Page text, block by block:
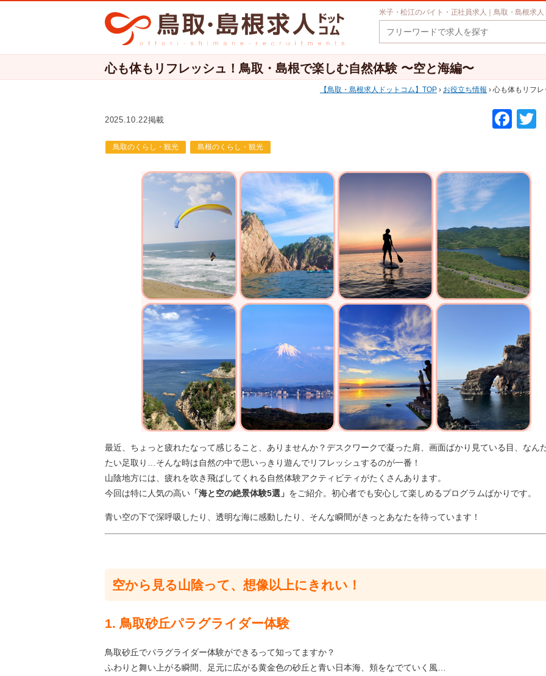
米子・松江のバイト・正社員求人｜鳥取・島根求人
心も体もリフレッシュ！鳥取・島根で楽しむ自然体験 〜空と海編〜
鳥取・島根求人ドットコム TOP › お役立ち情報 › 心も体もリフ
2025.10.22掲載
鳥取のくらし・観光 島根のくらし・観光
F
e
o
o
k
最近、ちょっと疲れたなって感じること、ありませんか？デスクワークで凝った肩、画面ばかり見ている目、なん
たい足取り…そんな時は自然の中で思いっきり遊んでリフレッシュするのが一番！
山陰地方には、疲れを吹き飛ばしてくれる自然体験アクティビティがたくさんあります。
今回は特に人気の高い 「海と空の絶景体験5選」 をご紹介。初心者でも安心して楽しめるプログラムばかりです。
青い空の下で深呼吸したり、透明な海に感動したり、そんな瞬間がきっとあなたを待っています！
空から見る山陰って、想像以上にきれい！
1. 鳥取砂丘パラグライダー体験
鳥取砂丘でパラグライダー体験ができるって知ってますか？
ふわりと舞い上がる瞬間、足元に広がる黄金色の砂丘と青い日本海、頬をなでていく風…